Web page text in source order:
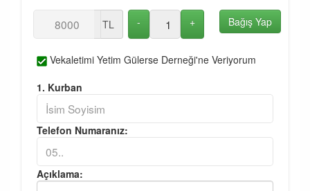
TL - + Bağış Yap
Vekaletimi Yetim Gülerse Derneği'ne Veriyorum
1. Kurban
Telefon Numaranız:
Açıklama: